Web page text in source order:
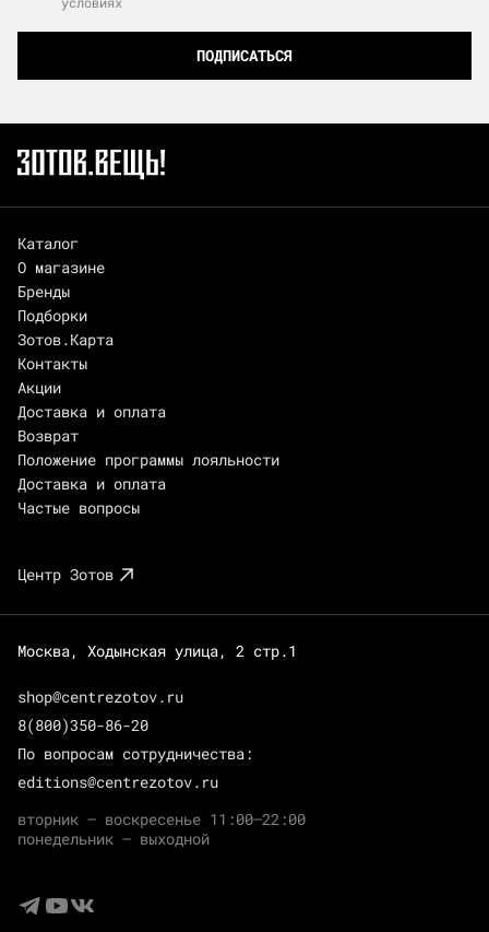
ПОДПИСАТЬСЯ
Каталог
О магазине
Бренды
Подборки
Зотов.Карта
Контакты
Акции
Доставка и оплата
Возврат
Положение программы лояльности
Доставка и оплата
Частые вопросы
Центр Зотов
Москва, Ходынская улица, 2 стр.1
shop@centrezotov.ru
8(800)350-86-20
По вопросам сотрудничества:
editions@centrezotov.ru
вторник — воскресенье 11:00–22:00
понедельник — выходной